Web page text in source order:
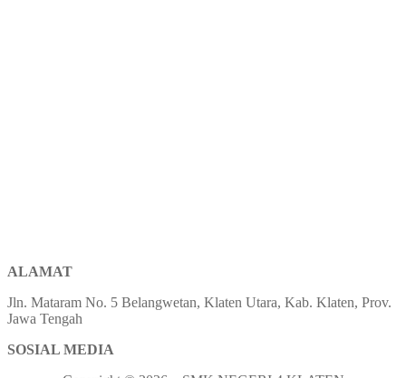
ALAMAT
Jln. Mataram No. 5 Belangwetan, Klaten Utara, Kab. Klaten, Prov.
Jawa Tengah
SOSIAL MEDIA